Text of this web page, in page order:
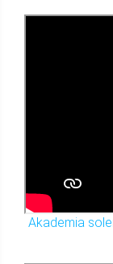
Akademia